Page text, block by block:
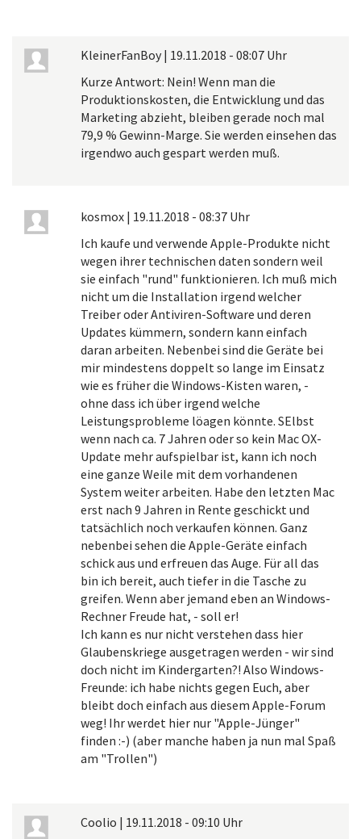
KleinerFanBoy | 19.11.2018 - 08:07 Uhr
Kurze Antwort: Nein! Wenn man die
Produktionskosten, die Entwicklung und das
Marketing abzieht, bleiben gerade noch mal
79,9 % Gewinn-Marge. Sie werden einsehen das
irgendwo auch gespart werden muß.
kosmox | 19.11.2018 - 08:37 Uhr
Ich kaufe und verwende Apple-Produkte nicht
wegen ihrer technischen daten sondern weil
sie einfach "rund" funktionieren. Ich muß mich
nicht um die Installation irgend welcher
Treiber oder Antiviren-Software und deren
Updates kümmern, sondern kann einfach
daran arbeiten. Nebenbei sind die Geräte bei
mir mindestens doppelt so lange im Einsatz
wie es früher die Windows-Kisten waren, -
ohne dass ich über irgend welche
Leistungsprobleme löagen könnte. SElbst
wenn nach ca. 7 Jahren oder so kein Mac OX-
Update mehr aufspielbar ist, kann ich noch
eine ganze Weile mit dem vorhandenen
System weiter arbeiten. Habe den letzten Mac
erst nach 9 Jahren in Rente geschickt und
tatsächlich noch verkaufen können. Ganz
nebenbei sehen die Apple-Geräte einfach
schick aus und erfreuen das Auge. Für all das
bin ich bereit, auch tiefer in die Tasche zu
greifen. Wenn aber jemand eben an Windows-
Rechner Freude hat, - soll er!
Ich kann es nur nicht verstehen dass hier
Glaubenskriege ausgetragen werden - wir sind
doch nicht im Kindergarten?! Also Windows-
Freunde: ich habe nichts gegen Euch, aber
bleibt doch einfach aus diesem Apple-Forum
weg! Ihr werdet hier nur "Apple-Jünger"
finden :-) (aber manche haben ja nun mal Spaß
am "Trollen")
Coolio | 19.11.2018 - 09:10 Uhr